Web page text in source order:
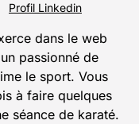
Profil Linkedin
dans le web
passionné de
le sport. Vous
à faire quelques
séance de karaté.